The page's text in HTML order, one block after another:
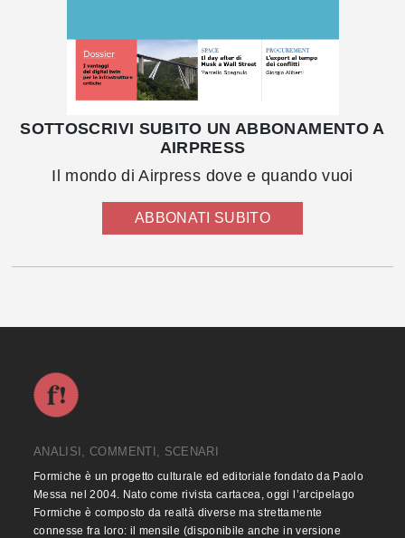
SOTTOSCRIVI SUBITO UN ABBONAMENTO A
AIRPRESS
Il mondo di Airpress dove e quando vuoi
ABBONATI SUBITO
ANALISI, COMMENTI, SCENARI
Formiche è un progetto culturale ed editoriale fondato da Paolo
Messa nel 2004. Nato come rivista cartacea, oggi l’arcipelago
Formiche è composto da realtà diverse ma strettamente
connesse fra loro: il mensile (disponibile anche in versione